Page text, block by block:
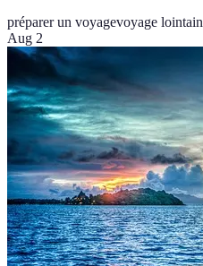
préparer un voyagevoyage lointain
Aug 2